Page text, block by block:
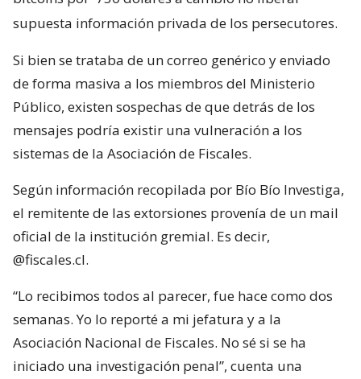
supuesta información privada de los persecutores.
Si bien se trataba de un correo genérico y enviado
de forma masiva a los miembros del Ministerio
Público, existen sospechas de que detrás de los
mensajes podría existir una vulneración a los
sistemas de la Asociación de Fiscales.
Según información recopilada por Bío Bío Investiga,
el remitente de las extorsiones provenía de un mail
oficial de la institución gremial. Es decir,
@fiscales.cl.
“Lo recibimos todos al parecer, fue hace como dos
semanas. Yo lo reporté a mi jefatura y a la
Asociación Nacional de Fiscales. No sé si se ha
iniciado una investigación penal”, cuenta una